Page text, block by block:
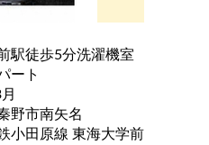
駅徒歩5分洗濯機室
ート
野市南矢名
小田原線 東海大学前